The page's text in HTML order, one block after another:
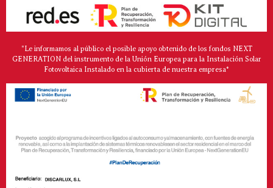
"Le informamos al público el posible apoyo obtenido de los fondos NEXT
GENERATION del instrumento de la Unión Europea para la Instalación Solar
Fotovoltaica Instalado en la cubierta de nuestra empresa*